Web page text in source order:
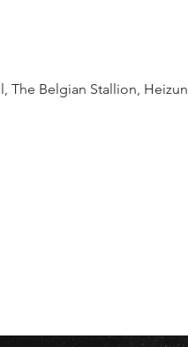
Belgian Stallion,